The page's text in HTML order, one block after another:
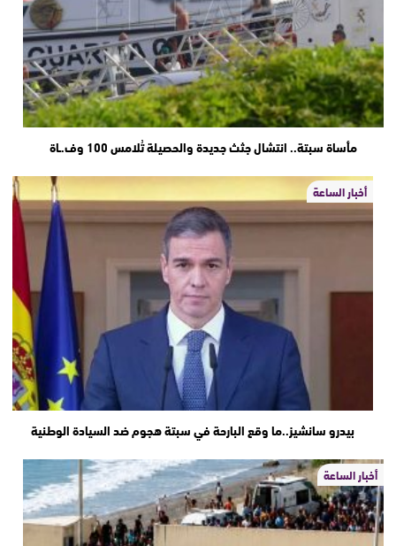
مأساة سبتة.. انتشال جثث جديدة والحصيلة تُلامس 100 وف.ـاة
أخبار الساعة
بيدرو سانشيز..ما وقع البارحة في سبتة هجوم ضد السيادة الوطنية
أخبار الساعة